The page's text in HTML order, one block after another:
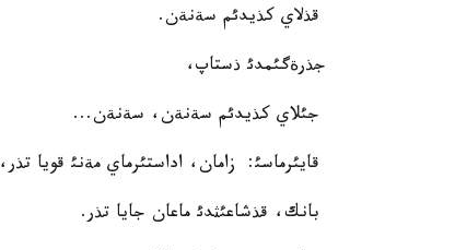
قذلاي كذيدئم سةنةن.
جذرةگئمدئ ذستاپ،
جئلاي كذيدئم سةنةن، سةنةن...
قايئرماسئ: زامان، اداستئرماي مةنئ قويا تذر،
بانك، قذشاعئثدئ ماعان جايا تذر.